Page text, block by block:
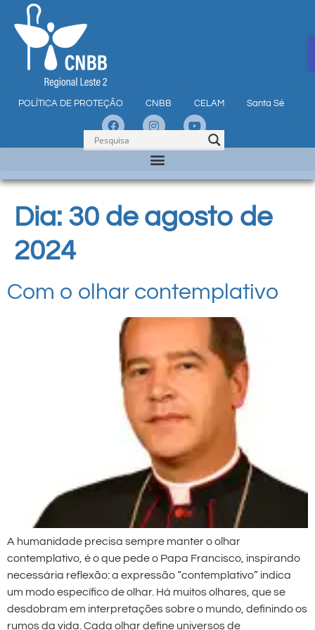
POLÍTICA DE PROTEÇÃO CNBB CELAM Santa Sé
Dia: 30 de agosto de
2024
Com o olhar contemplativo
A humanidade precisa sempre manter o olhar
contemplativo, é o que pede o Papa Francisco, inspirando
necessária reflexão: a expressão “contemplativo” indica
um modo específico de olhar. Há muitos olhares, que se
desdobram em interpretações sobre o mundo, definindo os
rumos da vida. Cada olhar define universos de